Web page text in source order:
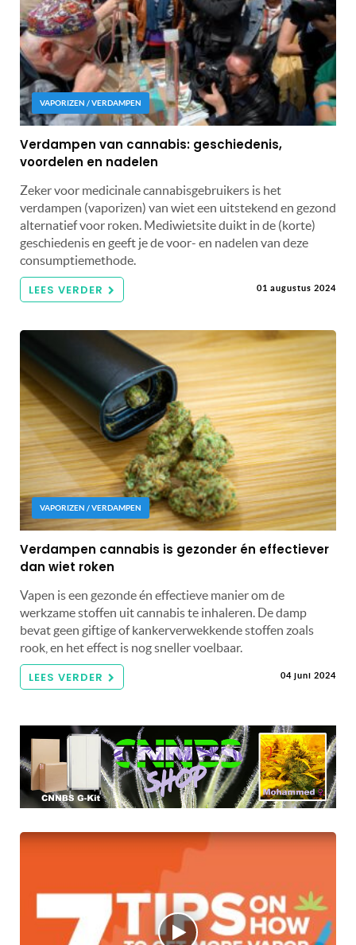
VAPORIZEN / VERDAMPEN
Verdampen van cannabis: geschiedenis,
voordelen en nadelen
Zeker voor medicinale cannabisgebruikers is het
verdampen (vaporizen) van wiet een uitstekend en gezond
alternatief voor roken. Mediwietsite duikt in de (korte)
geschiedenis en geeft je de voor- en nadelen van deze
consumptiemethode.
LEES VERDER 01 augustus 2024
VAPORIZEN / VERDAMPEN
Verdampen cannabis is gezonder én effectiever
dan wiet roken
Vapen is een gezonde én effectieve manier om de
werkzame stoffen uit cannabis te inhaleren. De damp
bevat geen giftige of kankerverwekkende stoffen zoals
rook, en het effect is nog sneller voelbaar.
LEES VERDER 04 juni 2024